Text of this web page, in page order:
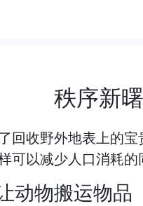
秩序新
回收野外地表上的
可以减少人口消耗的
动物搬运物品